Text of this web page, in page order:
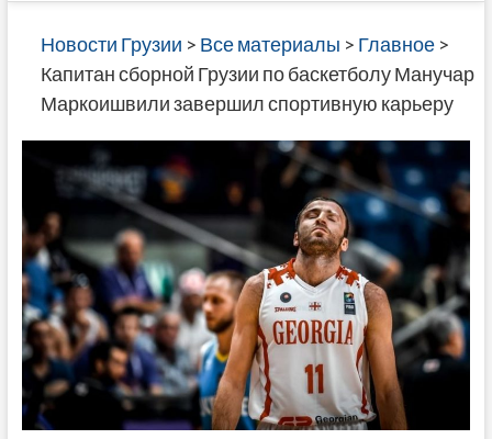
САЙТЕ
e
n
u
B
t
o
Новости Грузии > Все материалы > Главное>
Капитан сборной Грузии по баскетболу Манучар
Маркоишвили завершил спортивную карьеру